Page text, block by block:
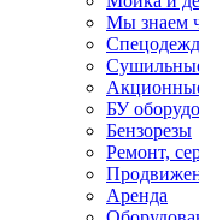
Мы знаем
БУ
Бензорезы
Ремонт,
Аренда